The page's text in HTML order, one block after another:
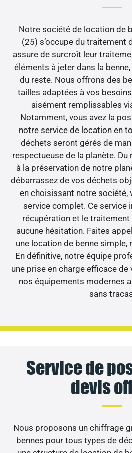
Notre société de location de
(25) s’occupe du traitement
assure de surcroît leur
éléments à jeter dans la
du reste. Nous offrons des
tailles adaptées à vos
aisément remplissables
Notamment, vous avez la
notre service de location en
déchets seront gérés de
respectueuse de la planète.
à la préservation de notre
débarrassez de vos déchets
en choisissant notre société,
service complet. Ce service
récupération et le
aucune hésitation. Faites
une location de benne simple,
En définitive, notre équipe
une prise en charge efficace de
nos équipements modernes
sans
Service de
devis
Nous proposons un chiffrage
bennes pour tous types de